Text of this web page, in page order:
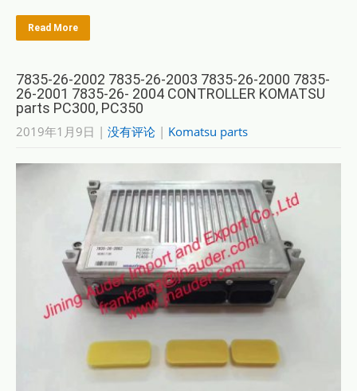
Read More
7835-26-2002 7835-26-2003 7835-26-2000 7835-
26-2001 7835-26- 2004 CONTROLLER KOMATSU
parts PC300, PC350
2019年1月9日 | 没有评论 | Komatsu parts